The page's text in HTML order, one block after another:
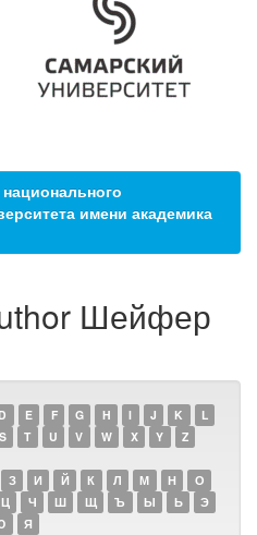
имени академика
Шейфер
D E F G H I J K
L
S T U V W X Y Z
З И Й К Л М Н
О
Ц Ч Ш Щ Ъ Ы Ь
Э
Я